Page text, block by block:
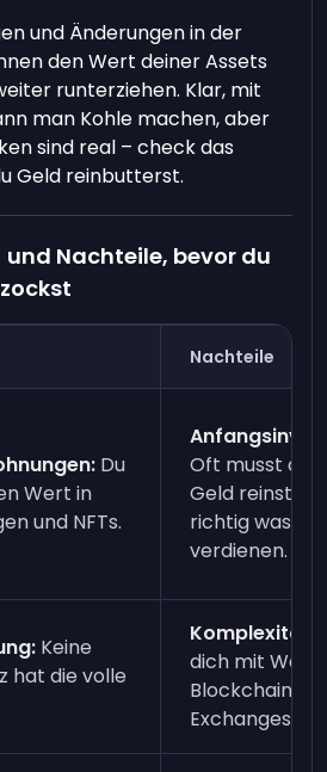
und Änderungen in der
den Wert deiner Assets
runterziehen. Klar, mit
man Kohle machen, aber
sind real – check das
Geld reinbutterst.
Nachteile, bevor du
Nachteile
Du
Wert in
und NFTs.
Oft musst du
Geld
richtig was zu
verdienen.
Keine
hat die volle
Komplexität:
dich mit
Blockchain,
Exchanges